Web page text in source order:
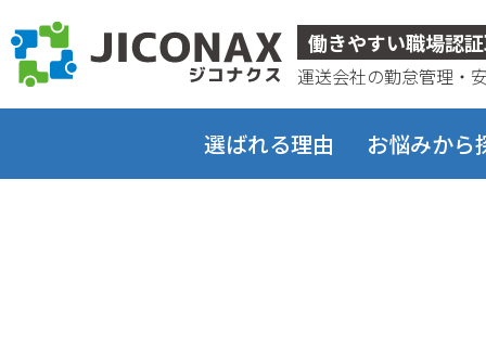
ジコナクス
働きやすい職場認
運送会社の勤怠管理・
選ばれる理由 お悩みから